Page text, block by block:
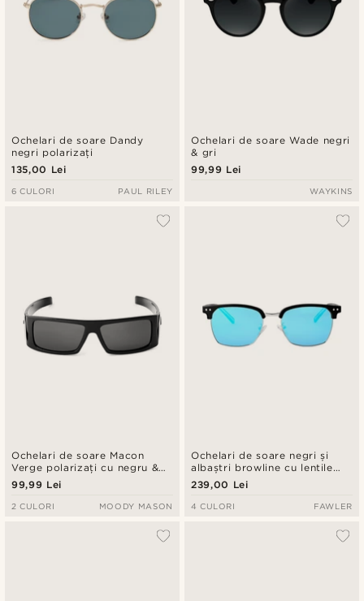
Ochelari de soare Dandy
negri polarizați
135,00 Lei
6 CULORI PAUL RILEY
Ochelari de soare Wade negri
& gri
99,99 Lei
WAYKINS
Ochelari de soare Macon
Verge polarizați cu negru &
gri
99,99 Lei
2 CULORI MOODY MASON
Ochelari de soare negri și
albaștri browline cu lentile
polarizate
239,00 Lei
4 CULORI FAWLER